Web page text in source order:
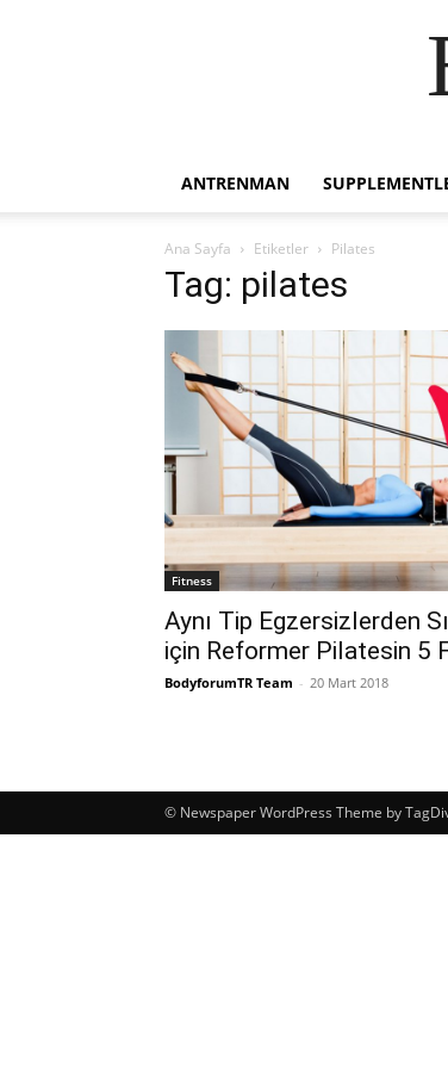
ANTRENMAN
Ana Sayfa Etiketler Pilates
Tag: pilates
Fitness
Aynı Tip Egzersizlerden
için Reformer Pilatesin 5
BodyforumTR Team - 20 Mart 2018
© Newspaper WordPress Theme by